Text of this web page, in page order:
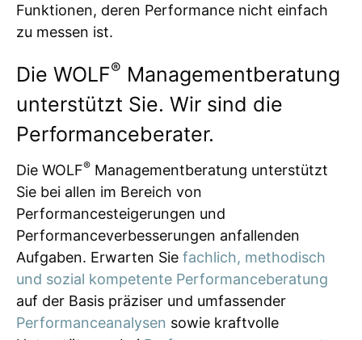
Funktionen, deren Performance nicht einfach
zu messen ist.
Die WOLF® Managementberatung
unterstützt Sie. Wir sind die
Performanceberater.
Die WOLF® Managementberatung unterstützt
Sie bei allen im Bereich von
Performancesteigerungen und
Performanceverbesserungen anfallenden
Aufgaben. Erwarten Sie fachlich, methodisch
und sozial kompetente Performanceberatung
auf der Basis präziser und umfassender
Performanceanalysen sowie kraftvolle